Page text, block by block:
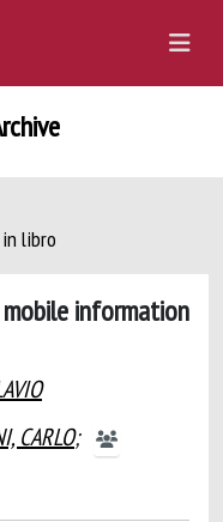
libro
information
CARLO;